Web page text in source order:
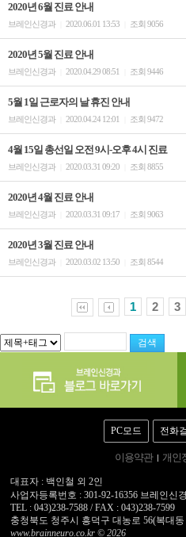
2020년 6월 진료 안내
브레인신경과 2020.06.01 13:53 조회 9056
2020년 5월 진료 안내
브레인신경과 2020.04.29 08:51 조회 9446
5월 1일 근로자의 날 휴진 안내
브레인신경과 2020.04.24 12:01 조회 9472
4월 15일 총선일 오전 9시-오후 4시 진료
브레인신경과 2020.03.31 09:20 조회 8855
2020년 4월 진료 안내
브레인신경과 2020.03.31 09:17 조회 9063
2020년 3월 진료 안내
브레인신경과 2020.03.02 13:50 조회 8544
1 2 3
PC모드 전화
이용약관 개인
대표자 : 백인철 외 2인
사업자등록번호 : 301-92-16356 브레인신
TEL : 043)238-7588 / FAX : 043)238-7599
충청북도 청주시 흥덕구 대농로 56(복대
www.brainneuro.co.kr © 2026